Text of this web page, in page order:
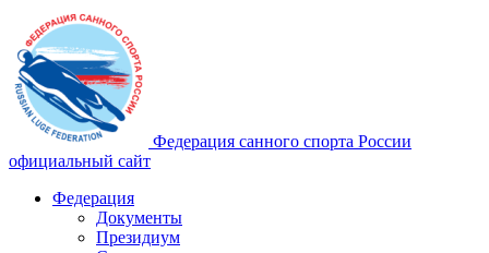
Федерация санного спорта России
официальный сайт
Федерация
Документы
Президиум